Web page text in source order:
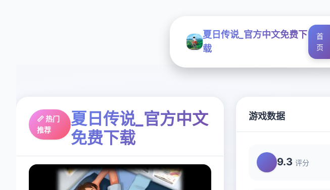
夏日传说_官方中文免费下
载
首
页
📏 热门
推荐
夏日传说_官方中文
免费下载
游戏数据
9.3 评分